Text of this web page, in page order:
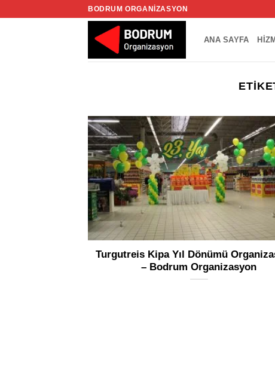
BODRUM ORGANIZASYON
ANA SAYFA
Turgutreis Kipa Yıl Dönümü
– Bodrum Organizasyon